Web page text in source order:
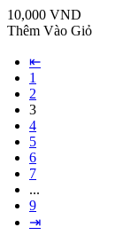
10,000 VND
Thêm Vào Giỏ
⇤
1
2
3
4
5
6
7
...
9
⇥